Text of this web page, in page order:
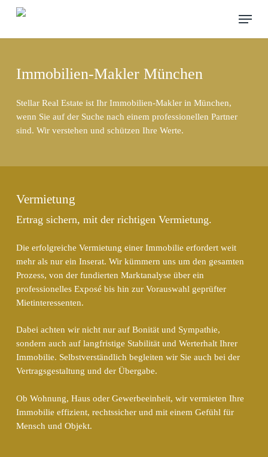
Menu
Immobilien-Makler München
Stellar Real Estate ist Ihr Immobilien-Makler in München,
wenn Sie auf der Suche nach einem professionellen Partner
sind. Wir verstehen und schützen Ihre Werte.
Vermietung
Ertrag sichern, mit der richtigen Vermietung.
Die erfolgreiche Vermietung einer Immobilie erfordert weit
mehr als nur ein Inserat. Wir kümmern uns um den gesamten
Prozess, von der fundierten Marktanalyse über ein
professionelles Exposé bis hin zur Vorauswahl geprüfter
Mietinteressenten.
Dabei achten wir nicht nur auf Bonität und Sympathie,
sondern auch auf langfristige Stabilität und Werterhalt Ihrer
Immobilie. Selbstverständlich begleiten wir Sie auch bei der
Vertragsgestaltung und der Übergabe.
Ob Wohnung, Haus oder Gewerbeeinheit, wir vermieten Ihre
Immobilie effizient, rechtssicher und mit einem Gefühl für
Mensch und Objekt.